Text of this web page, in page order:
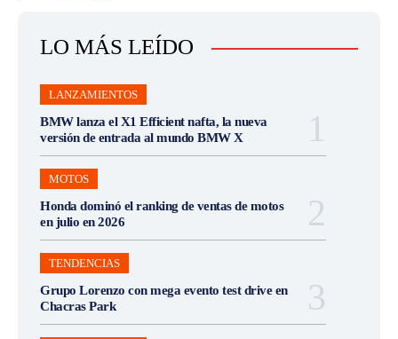
LO MÁS LEÍDO
LANZAMIENTOS
BMW lanza el X1 Efficient nafta, la nueva
versión de entrada al mundo BMW X
MOTOS
Honda dominó el ranking de ventas de motos
en julio en 2026
TENDENCIAS
Grupo Lorenzo con mega evento test drive en
Chacras Park